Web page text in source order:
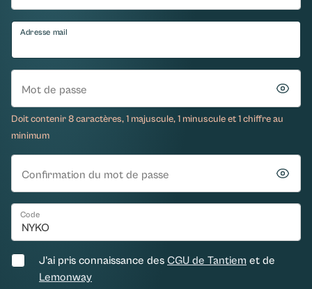
Adresse mail
Mot de passe
Doit contenir 8 caractères, 1 majuscule, 1 minuscule et 1 chiffre au
minimum
Confirmation du mot de passe
Code
J'ai pris connaissance des CGU de Tantiem et de
Lemonway